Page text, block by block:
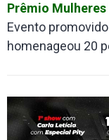
Prêmio
Evento
homenageou 20